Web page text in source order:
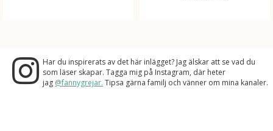
Har du inspirerats av det här inlägget? Jag älskar att se vad du
som läser skapar. Tagga mig på Instagram, där heter
jag @fannygrejar. Tipsa gärna familj och vänner om mina kanaler.